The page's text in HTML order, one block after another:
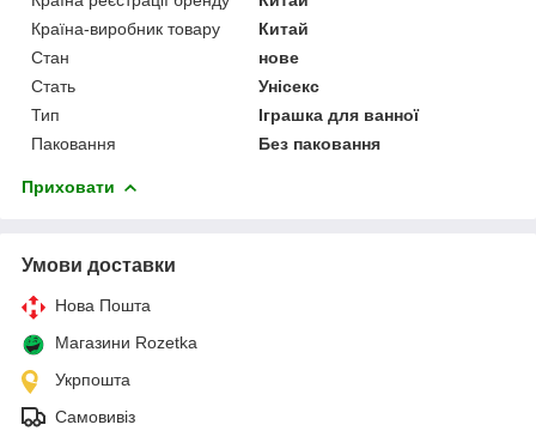
Країна-виробник товару
Китай
Стан
нове
Стать
Унісекс
Тип
Іграшка для ванної
Паковання
Без паковання
Приховати
Умови доставки
Нова Пошта
Магазини Rozetka
Укрпошта
Самовивіз